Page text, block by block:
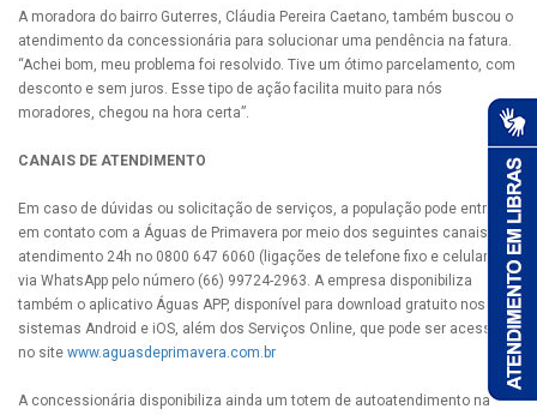
A moradora do bairro Guterres, Cláudia Pereira Caetano, também buscou o
atendimento da concessionária para solucionar uma pendência na fatura.
“Achei bom, meu problema foi resolvido. Tive um ótimo parcelamento, com
desconto e sem juros. Esse tipo de ação facilita muito para nós
moradores, chegou na hora certa”.
CANAIS DE ATENDIMENTO
Em caso de dúvidas ou solicitação de serviços, a população pode entrar
em contato com a Águas de Primavera por meio dos seguintes canais:
atendimento 24h no 0800 647 6060 (ligações de telefone fixo e celular) e
via WhatsApp pelo número (66) 99724-2963. A empresa disponibiliza
também o aplicativo Águas APP, disponível para download gratuito nos
sistemas Android e iOS, além dos Serviços Online, que pode ser acessado
no site www.aguasdeprimavera.com.br
A concessionária disponibiliza ainda um totem de autoatendimento na